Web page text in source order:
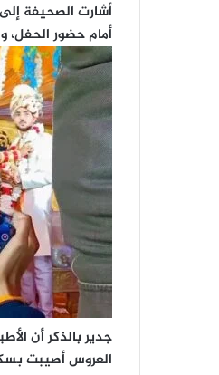
أشارت الصحيفة
أمام حضور الحفل،
جدير بالذكر أن
العروس أصيبت